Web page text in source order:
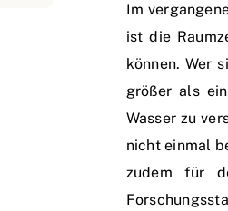
Im
ist die
können. Wer
größer als
Wasser zu
nicht einmal
zudem für